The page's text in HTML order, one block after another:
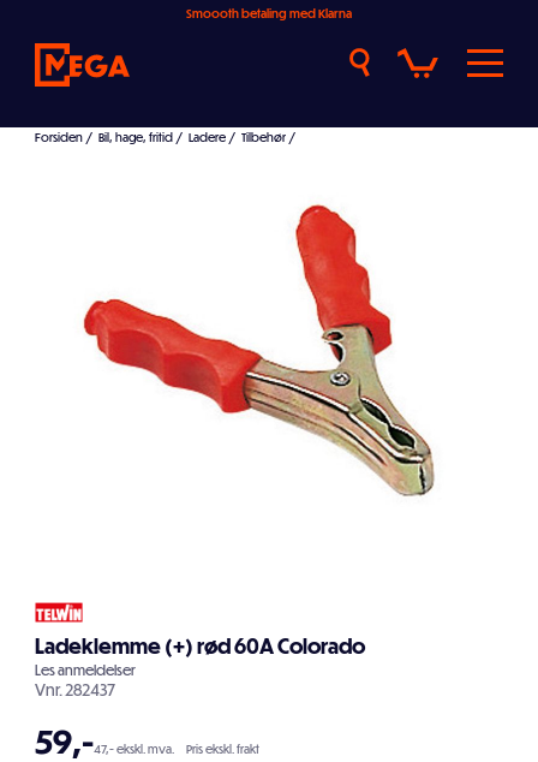
Smoooth betaling med Klarna
Forsiden / Bil, hage, fritid / Ladere / Tilbehør /
Ladeklemme (+) rød 60A Colorado
Lesanmeldelser
Vnr. 282437
59,-47,- ekskl. mva. Pris ekskl. frakt